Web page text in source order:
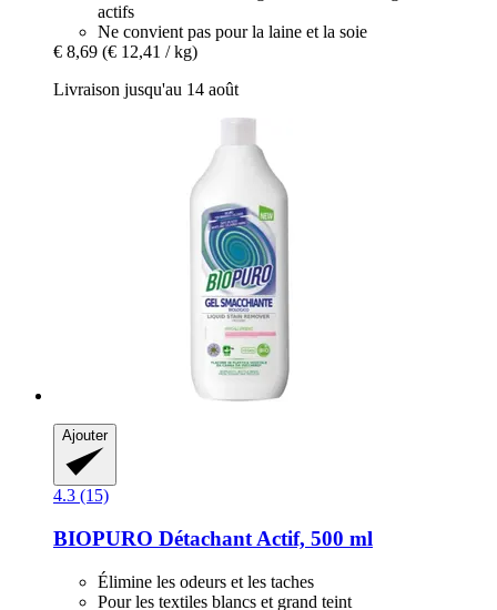
actifs
Ne convient pas pour la laine et la soie
€ 8,69 (€ 12,41 / kg)
Livraison jusqu'au 14 août
Ajouter
4.3 (15)
BIOPURO Détachant Actif, 500 ml
Élimine les odeurs et les taches
Pour les textiles blancs et grand teint